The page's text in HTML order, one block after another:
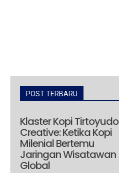
POST TERBARU
Klaster Kopi Tirtoyudo
Creative: Ketika Kopi
Milenial Bertemu
Jaringan Wisatawan
Global